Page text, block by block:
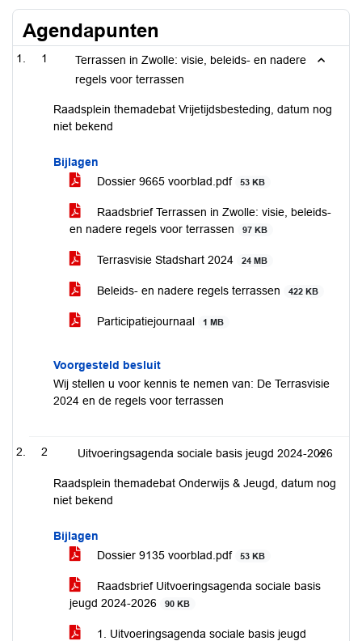
Agendapunten
1
Terrassen in Zwolle: visie, beleids- en nadere
regels voor terrassen
Raadsplein themadebat Vrijetijdsbesteding, datum nog
niet bekend
Bijlagen
Dossier 9665 voorblad.pdf
53 KB
Raadsbrief Terrassen in Zwolle: visie, beleids-
en nadere regels voor terrassen
97 KB
Terrasvisie Stadshart 2024 24 MB
Beleids- en nadere regels terrassen 422 KB
Participatiejournaal 1 MB
Voorgesteld besluit
Wij stellen u voor kennis te nemen van: De Terrasvisie
2024 en de regels voor terrassen
2 Uitvoeringsagenda sociale basis jeugd 2024-2026
Raadsplein themadebat Onderwijs & Jeugd, datum nog
niet bekend
Bijlagen
Dossier 9135 voorblad.pdf
53 KB
Raadsbrief Uitvoeringsagenda sociale basis
jeugd 2024-2026
90 KB
1. Uitvoeringsagenda sociale basis jeugd